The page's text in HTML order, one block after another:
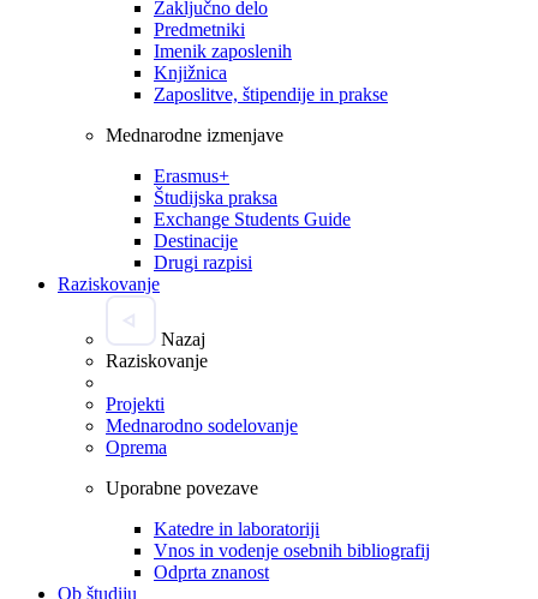
Zaključno delo
Predmetniki
Imenik zaposlenih
Knjižnica
Zaposlitve, štipendije in prakse
Mednarodne izmenjave
Erasmus+
Študijska praksa
Exchange Students Guide
Destinacije
Drugi razpisi
Raziskovanje
Nazaj
Raziskovanje
Projekti
Mednarodno sodelovanje
Oprema
Uporabne povezave
Katedre in laboratoriji
Vnos in vodenje osebnih bibliografij
Odprta znanost
Ob študiju